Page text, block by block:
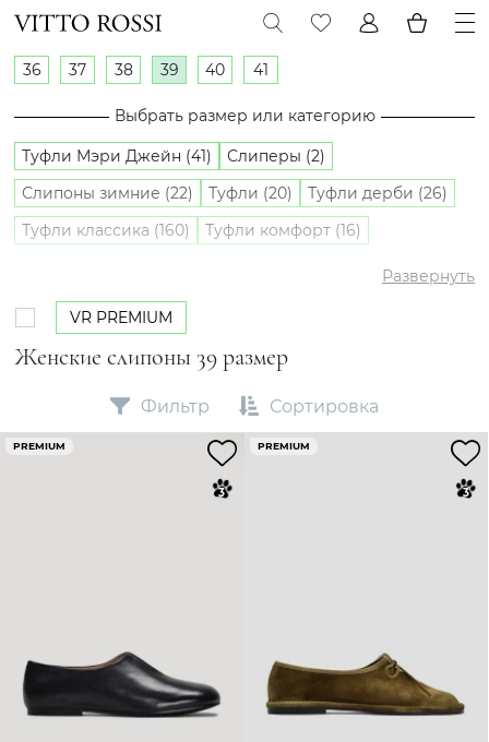
Женские слипоны 39 размер
36 37 38 39 40 41
Выбрать размер или категорию
Туфли Мэри Джейн (41)
Слиперы (2)
Слипоны зимние (22)
Туфли (20)
Туфли дерби (26)
Туфли классика (160)
Туфли комфорт (16)
Слипоны (24)
Развернуть
VR PREMIUM
Фильтр Сортировка
PREMIUM PREMIUM